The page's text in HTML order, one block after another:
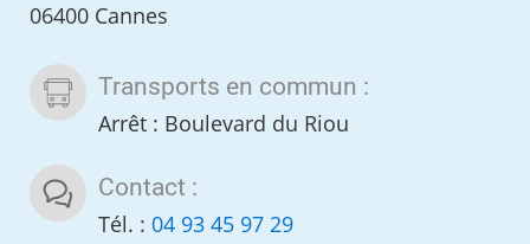
06400 Cannes
Transports en commun :
Arrêt : Boulevard du Riou
Contact :
Tél. : 04 93 45 97 29